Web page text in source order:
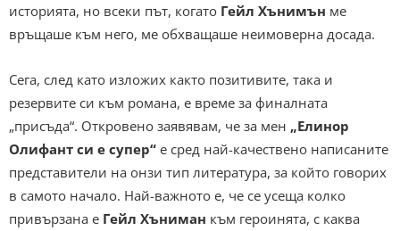
историята, но всеки път, когато Гейл Хънимън ме
връщаше към него, ме обхващаше неимоверна досада.
Сега, след като изложих както позитивите, така и
резервите си към романа, е време за финалната
„присъда“. Откровено заявявам, че за мен „Елинор
Олифант си е супер“ е сред най-качествено написаните
представители на онзи тип литература, за който говорих
в самото начало. Най-важното е, че се усеща колко
привързана е Гейл Хъниман към героинята, с каква